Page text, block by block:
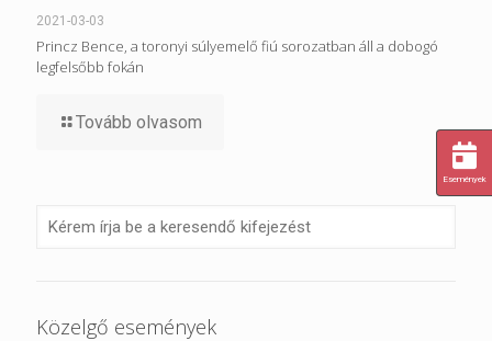
2021-03-03
Princz Bence, a toronyi súlyemelő fiú sorozatban áll a dobogó
legfelsőbb fokán
Tovább olvasom
Közelgő események
Események